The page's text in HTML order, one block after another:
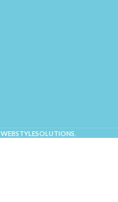
WEBSTYLESOLUTIONS